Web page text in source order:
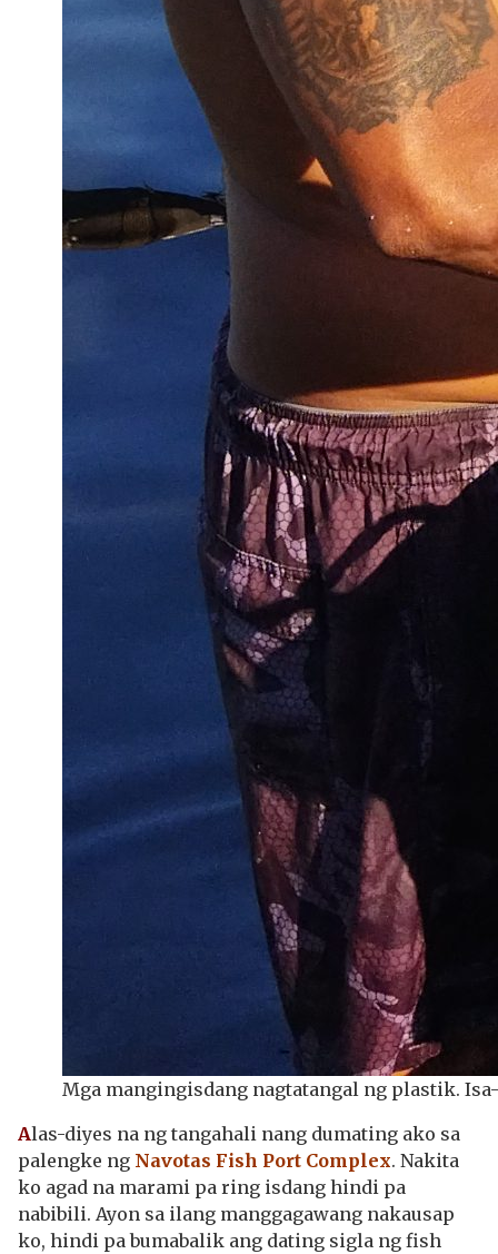
Mga mangingisdang nagtatangal ng plastik.
Alas-diyes na ng tangahali nang dumating ako sa
palengke ng Navotas Fish Port Complex. Nakita
ko agad na marami pa ring isdang hindi pa
nabibili. Ayon sa ilang manggagawang nakausap
ko, hindi pa bumabalik ang dating sigla ng fish